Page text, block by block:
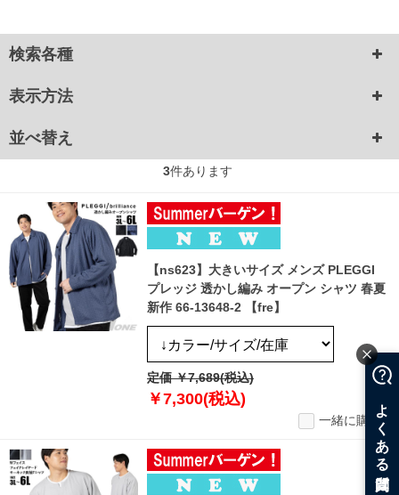
検索各種
表示方法
並べ替え
3件あります
【ns623】大きいサイズ メンズ PLEGGI
プレッジ 透かし編み オープン シャツ 春夏
新作 66-13648-2 【fre】
定価 ￥7,689(税込)
￥7,300(税込)
一緒に購入